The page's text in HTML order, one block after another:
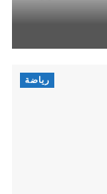
رياضة